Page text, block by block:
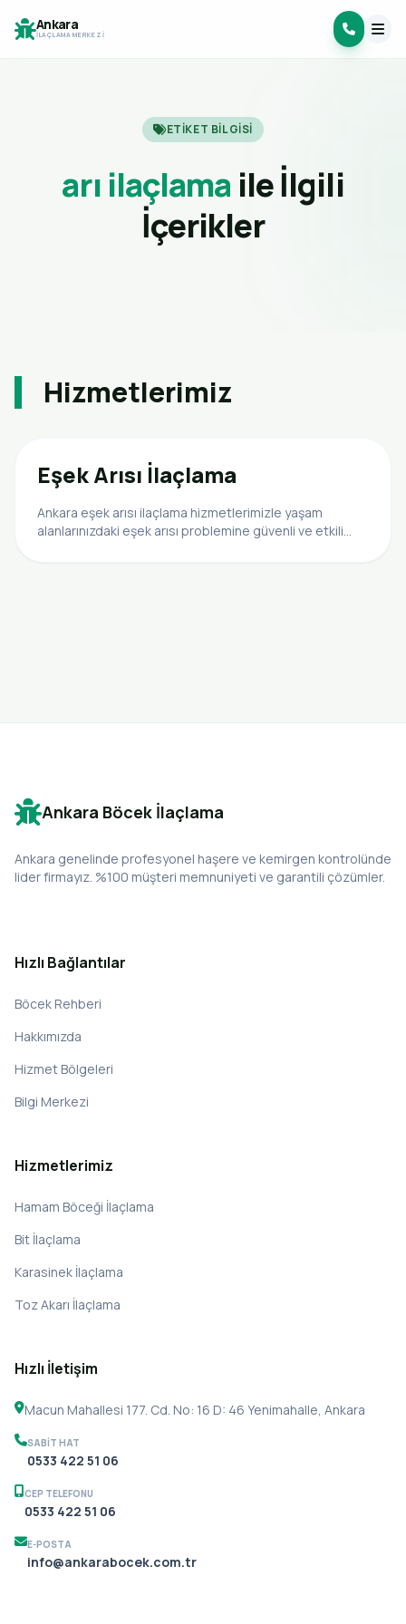
Ankara
İLAÇLAMA MERKEZI
ETIKET BILGISI
arı ilaçlama ile İlgili
İçerikler
Hizmetlerimiz
Eşek Arısı İlaçlama
Ankara eşek arısı ilaçlama hizmetlerimizle yaşam
alanlarınızdaki eşek arısı problemine güvenli ve etkili
Ankara Böcek İlaçlama
Ankara genelinde profesyonel haşere ve kemirgen kontrolünde
lider firmayız. %100 müşteri memnuniyeti ve garantili çözümler.
Hızlı Bağlantılar
Böcek Rehberi
Hakkımızda
Hizmet Bölgeleri
Bilgi Merkezi
Hizmetlerimiz
Hamam Böceği İlaçlama
Bit İlaçlama
Karasinek İlaçlama
Toz Akarı İlaçlama
Hızlı İletişim
Macun Mahallesi 177. Cd. No: 16 D: 46 Yenimahalle, Ankara
SABIT HAT
0533 422 51 06
CEP TELEFONU
0533 422 51 06
E-POSTA
info@ankarabocek.com.tr